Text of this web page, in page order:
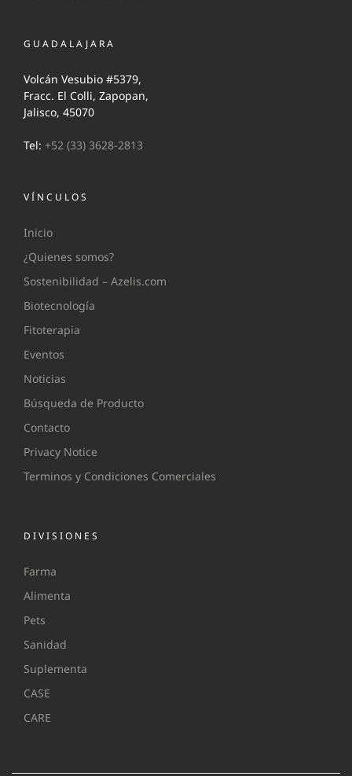
GUADALAJARA
Volcán Vesubio #5379,
Fracc. El Colli, Zapopan,
Jalisco, 45070
Tel: +52 (33) 3628-2813
VÍNCULOS
Inicio
¿Quienes somos?
Sostenibilidad – Azelis.com
Biotecnología
Fitoterapia
Eventos
Noticias
Búsqueda de Producto
Contacto
Privacy Notice
Terminos y Condiciones Comerciales
DIVISIONES
Farma
Alimenta
Pets
Sanidad
Suplementa
CASE
CARE